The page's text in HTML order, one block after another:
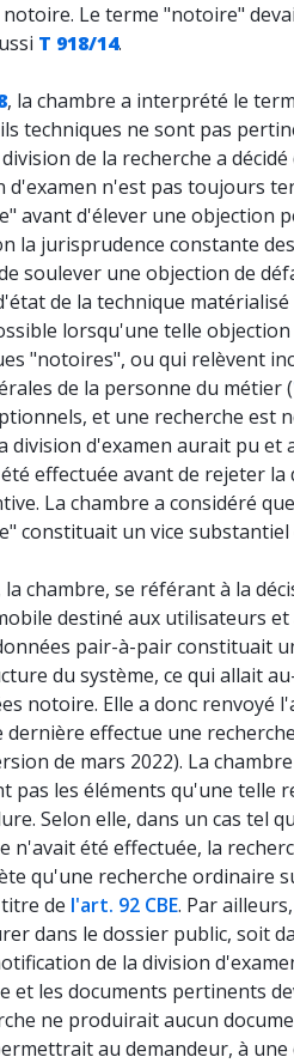
Le terme "notoire"
T 918/14.
, la chambre a interprété le
techniques ne sont pas
de la recherche a
d'examen n'est pas toujours
avant d'élever une objection
la jurisprudence constante
soulever une objection de
de la technique
lorsqu'une telle
"notoires", ou qui relèvent
de la personne du métier (
et une recherche est
division d'examen aurait pu
effectuée avant de rejeter la
La chambre a considéré
constituait un vice substantiel
la chambre, se référant à la
destiné aux utilisateurs
pair-à-pair constituait
du système, ce qui allait
notoire. Elle a donc renvoyé
dernière effectue une
de mars 2022). La
pas les éléments qu'une telle
Selon elle, dans un cas tel
n'avait été effectuée, la
qu'une recherche ordinaire
de l'art. 92 CBE. Par
dans le dossier public, soit
de la division
et les documents pertinents
ne produirait aucun
au demandeur, à une